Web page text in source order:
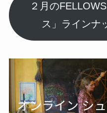
２月の
ス」ラインナ